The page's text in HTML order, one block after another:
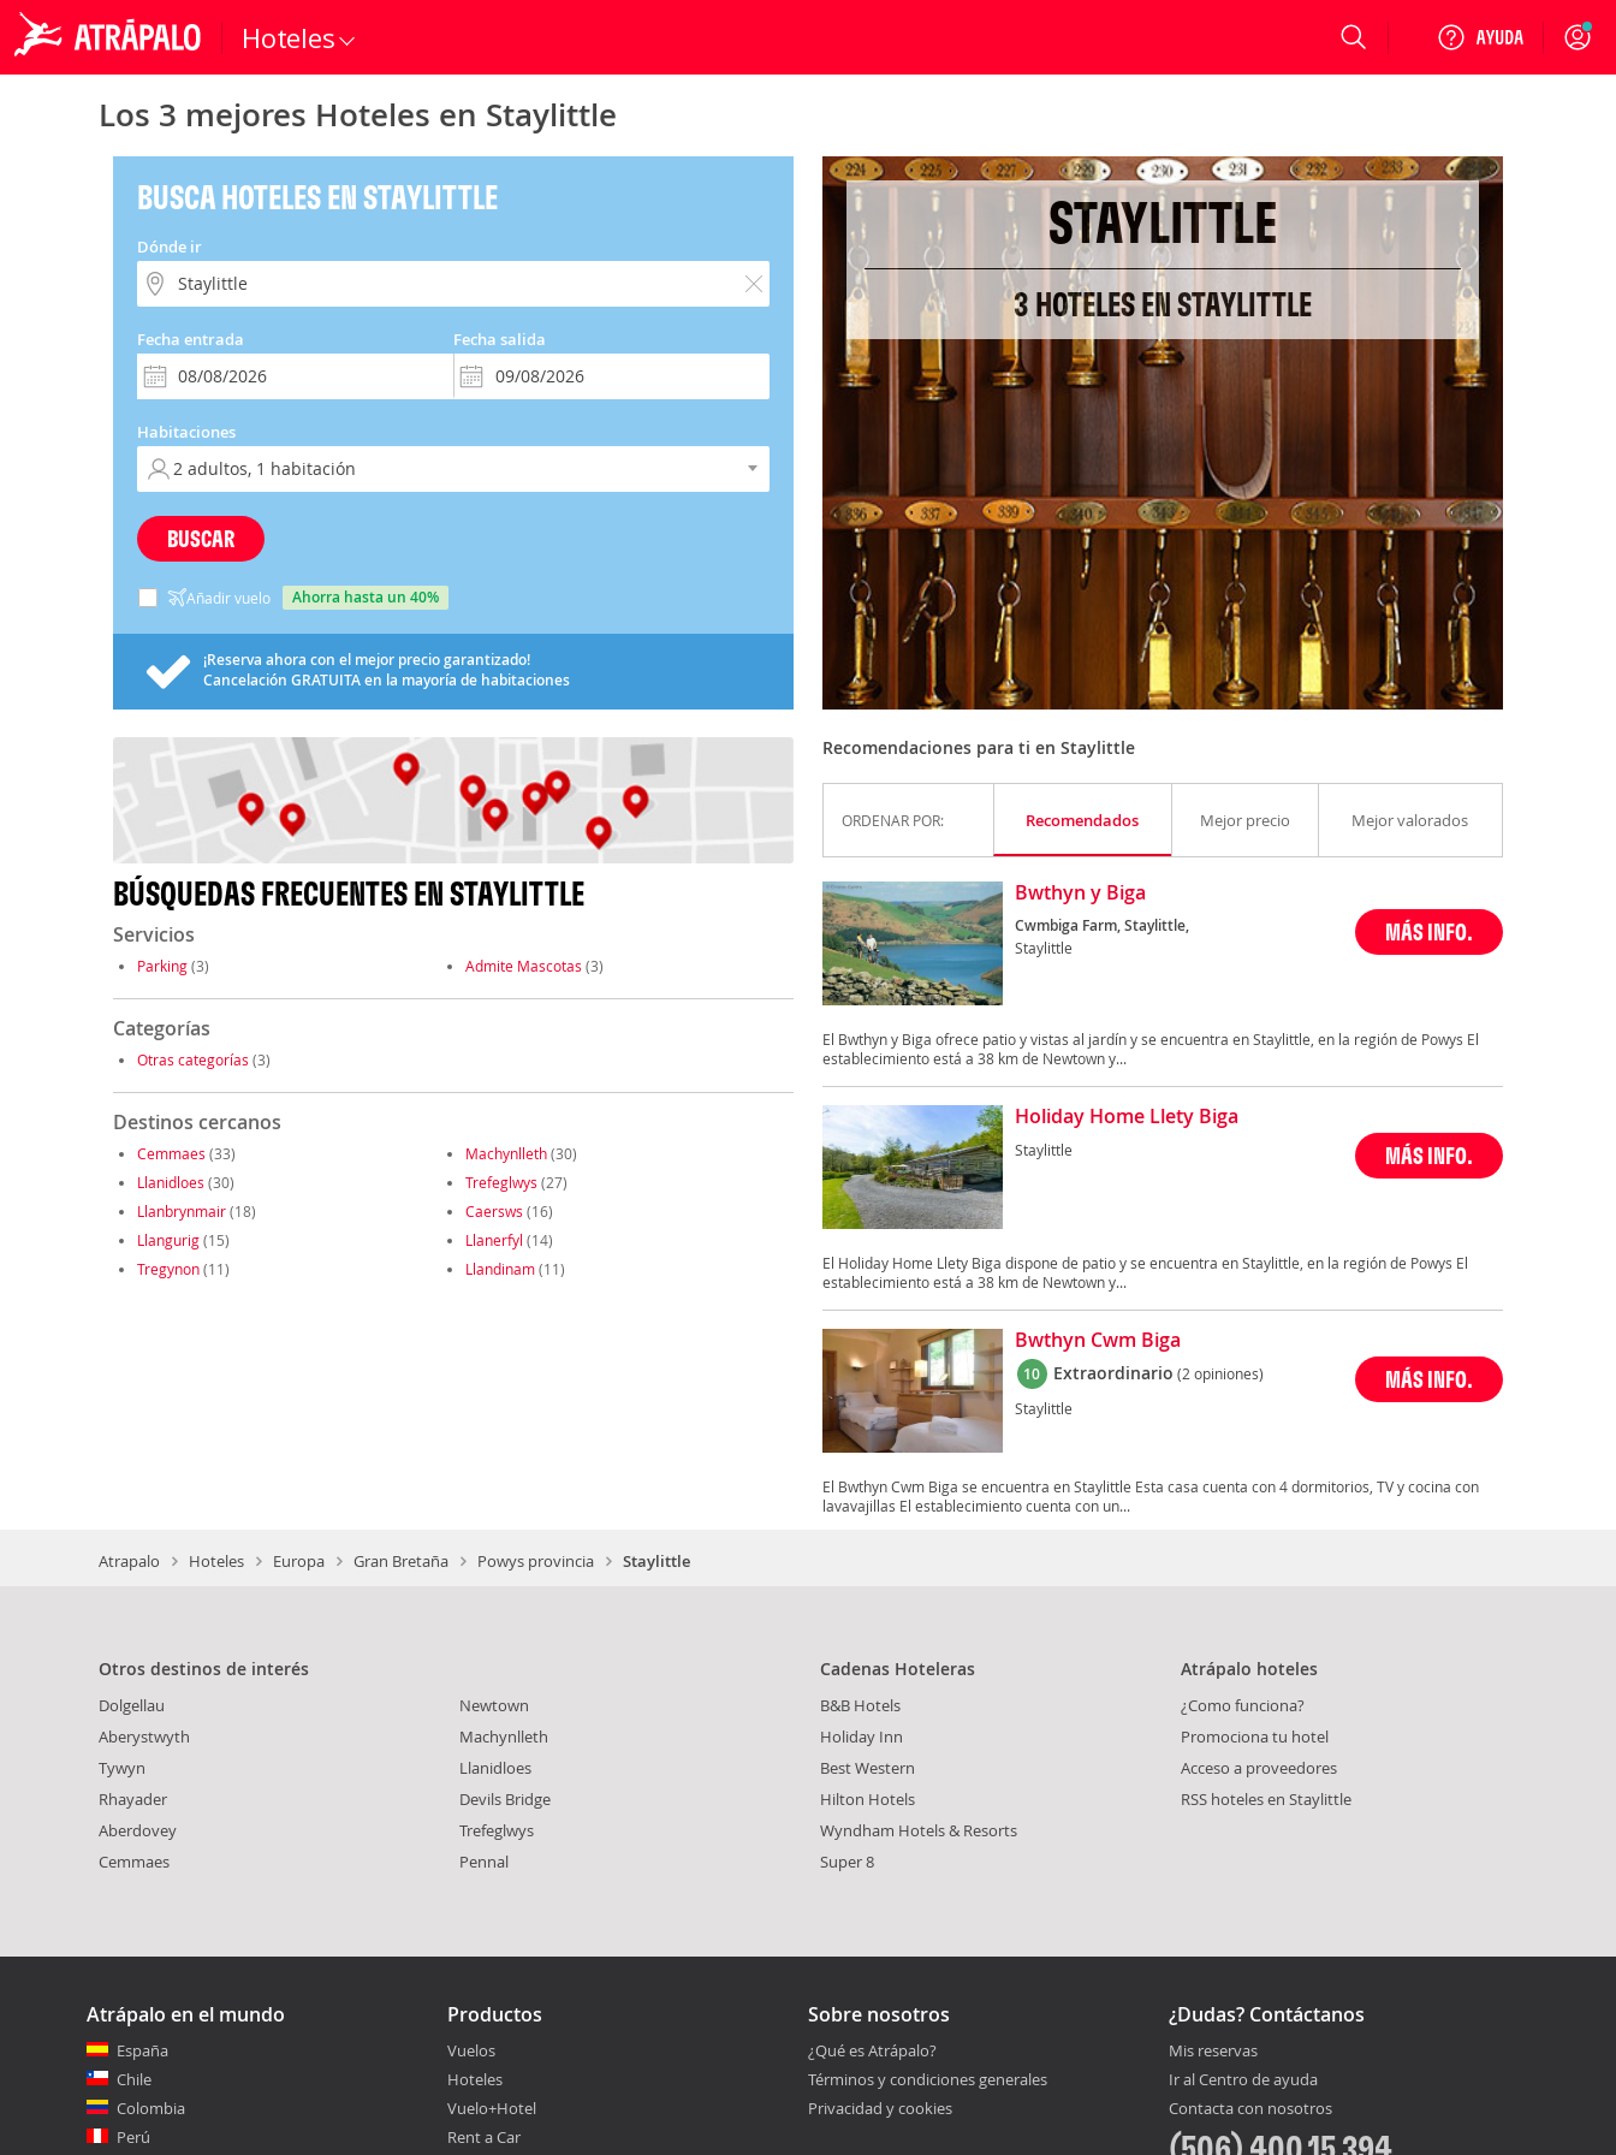
Hoteles Login
Los 3 mejores Hoteles en Staylittle
BUSCA HOTELES EN STAYLITTLE
Dónde ir
Fecha entrada Fecha salida
Habitaciones
BUSCAR
Añadir vuelo ahorra hasta un 40%
¡Reserva ahora con el mejor precio garantizado!
Cancelación GRATUITAen la mayoría de habitaciones
BÚSQUEDAS FRECUENTES EN STAYLITTLE
Servicios
Parking(3) Admite Mascotas (3)
Categorías
Otras categorías (3)
Destinos cercanos
Cemmaes (33) Machynlleth(30)
Llanidloes (30) Trefeglwys (27)
Llanbrynmair(18) Caersws (16)
Llangurig(15) Llanerfyl (14)
Tregynon(11) Llandinam(11)
STAYLITTLE
3 HOTELES EN STAYLITTLE
Recomendaciones para ti en Staylittle
ORDENAR POR: Recomendados Mejor precio Mejor valorados
Bwthyn y Biga
Cwmbiga Farm, Staylittle,
Staylittle
MÁS INFO.
El Bwthyn y Biga ofrece patio y vistas al jardín y se encuentra en Staylittle, en la región de Powys El
establecimiento está a 38 km de Newtown y...
Holiday Home Llety Biga
Staylittle MÁS INFO.
El Holiday Home Llety Biga dispone de patio y se encuentra en Staylittle, en la región de Powys El
establecimiento está a 38 km de Newtown y...
Bwthyn Cwm Biga
10 Extraordinario (2 opiniones)
Staylittle
MÁS INFO.
El Bwthyn Cwm Biga se encuentra en Staylittle Esta casa cuenta con 4 dormitorios, TV y cocina con
lavavajillas El establecimiento cuenta con un...
Atrapalo Hoteles Europa Gran Bretaña Powys provincia Staylittle
Otros destinos de interés
Dolgellau
Aberystwyth
Tywyn
Rhayader
Aberdovey
Cemmaes
Newtown
Machynlleth
Llanidloes
Devils Bridge
Trefeglwys
Pennal
Cadenas Hoteleras
B&B Hotels
Holiday Inn
Best Western
Hilton Hotels
Wyndham Hotels & Resorts
Super 8
Atrápalo hoteles
¿Como funciona?
Promociona tu hotel
Acceso a proveedores
RSS hoteles en Staylittle
Atrápalo en el mundo
España
Chile
Colombia
Perú
Productos
Vuelos
Hoteles
Vuelo+Hotel
Rent a Car
Sobre nosotros
¿Qué es Atrápalo?
Términos y condiciones generales
Privacidad y cookies
¿Dudas? Contáctanos
Mis reservas
Ir al Centro de ayuda
Contacta con nosotros